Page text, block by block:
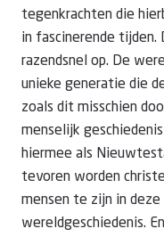
tegenkrachten die
in fascinerende tijden.
razendsnel op. De
unieke generatie die
zoals dit misschien
menselijk
hiermee als
tevoren worden
mensen te zijn in
wereldgeschiedenis.